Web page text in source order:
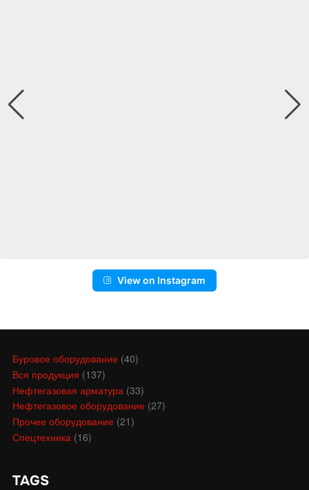
View on Instagram
Буровое оборудование(40)
Вся продукция (137)
Нефтегазовая арматура (33)
Нефтегазовое оборудование(27)
Прочее оборудование(21)
Спецтехника (16)
TAGS